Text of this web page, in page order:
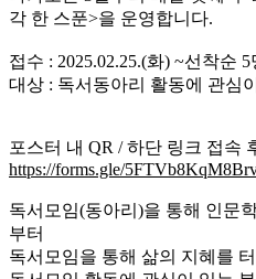
각 한 스푼>을 운영합니다.
접수 : 2025.02.25.(화) ~선착순 5
대상 : 독서동아리 활동에 관심
포스터 내 QR / 하단 링크 접속
https://forms.gle/
독서모임(동아리)을 통해 인문
부터
독서모임을 통해 삶의 지혜를